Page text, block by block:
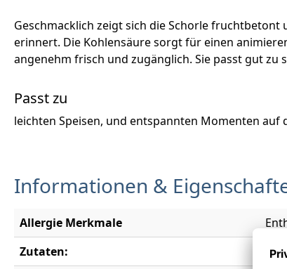
Geschmacklich zeigt sich die Schorle
erinnert. Die Kohlensäure sorgt für einen
angenehm frisch und zugänglich. Sie passt gut zu
Passt zu
leichten Speisen, und entspannten Momenten auf
Informationen &
Allergie Merkmale
Zutaten: